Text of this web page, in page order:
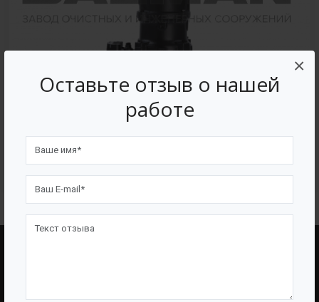
Оставьте отзыв о нашей
работе
×
Погружные электронасосы для отвода
сточных вод «ГУДДИ WQ»